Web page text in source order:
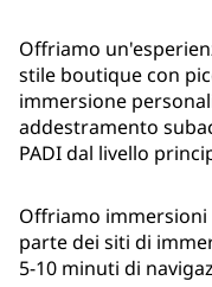
Offriamo
stile boutique con
immersione
addestramento
PADI dal livello
Offriamo
parte dei siti di
5-10 minuti di